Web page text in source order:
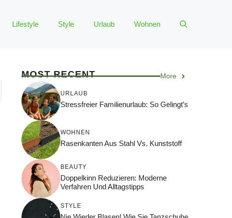
Lifestyle Style Urlaub Wohnen
MOST RECENT More
URLAUB
Stressfreier Familienurlaub: So Gelingt’s
WOHNEN
Rasenkanten Aus Stahl Vs. Kunststoff
BEAUTY
Doppelkinn Reduzieren: Moderne
Verfahren Und Alltagstipps
STYLE